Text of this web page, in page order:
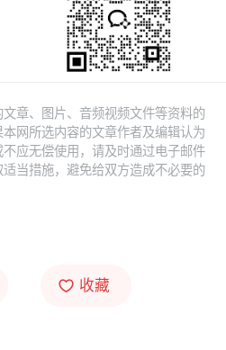
章、图片、音频视频文件等资料的
网所选内容的文章作者及编辑认为
应无偿使用，请及时通过电子邮件
当措施，避免给双方造成不必要的
收藏